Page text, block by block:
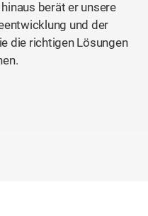
berät er unsere
und der
die richtigen Lösungen